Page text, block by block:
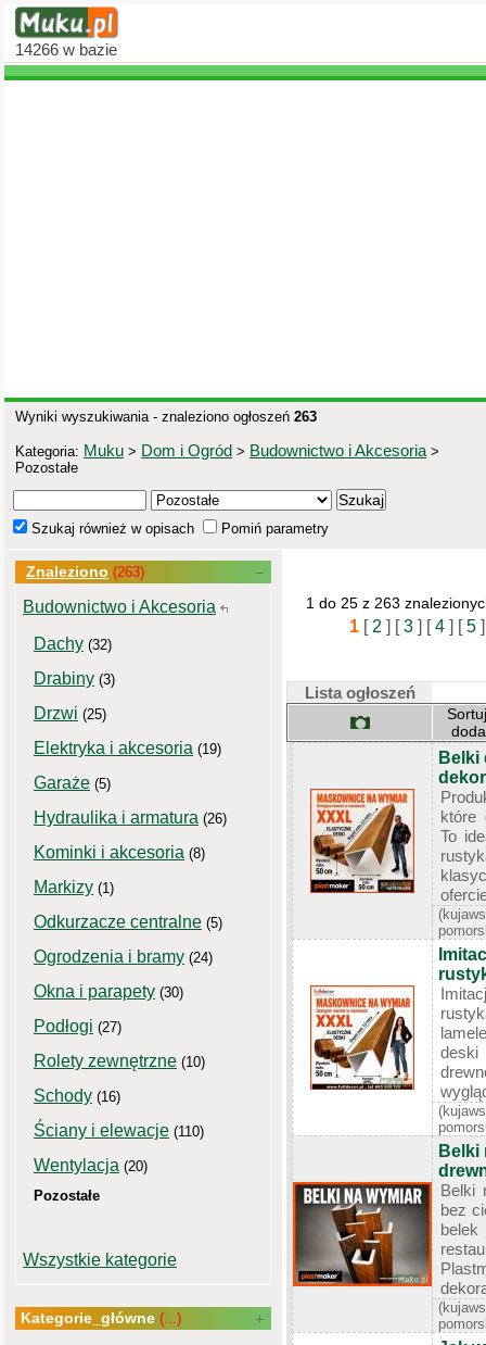
14266 w bazie
Wyniki wyszukiwania - znaleziono ogłoszeń 263
Kategoria: Muku > Dom i Ogród > Budownictwo i Akcesoria>
Pozostałe
Szukaj również w opisach Pomiń parametry
Znaleziono (263)
Budownictwo i Akcesoria
Dachy (32)
Drabiny (3)
Drzwi (25)
Elektryka i akcesoria (19)
Garaże (5)
Hydraulika i armatura (26)
Kominki i akcesoria (8)
Markizy (1)
Odkurzacze centralne (5)
Ogrodzenia i bramy (24)
Okna i parapety (30)
Podłogi (27)
Rolety zewnętrzne (10)
Schody (16)
Ściany i elewacje (110)
Wentylacja (20)
Pozostałe
Wszystkie kategorie
Kategorie_główne (...)
1 do 25 z 263
1 [ 2 ] [3 ] [4 ] [5 ]
Lista ogłoszeń
Belki
które
To
Belki
Belki
bez